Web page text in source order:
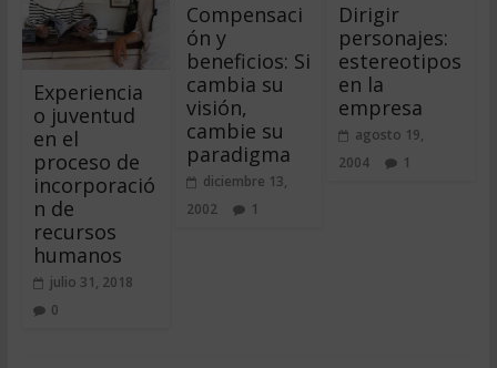
Experiencia
o juventud
en el
proceso de
incorporació
n de
recursos
humanos
julio 31, 2018
0
Compensaci
ón y
beneficios: Si
cambia su
visión,
cambie su
paradigma
diciembre 13,
2002
1
Dirigir
personajes:
estereotipos
en la
empresa
agosto 19,
2004
1